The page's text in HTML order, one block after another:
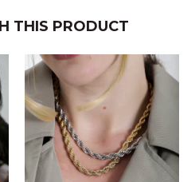
THIS PRODUCT